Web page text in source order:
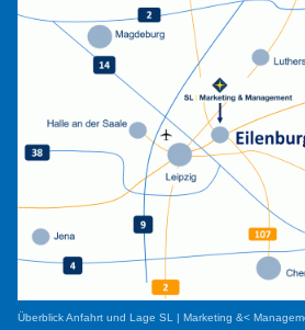
Überblick Anfahrt und Lage SL | Marketing &<